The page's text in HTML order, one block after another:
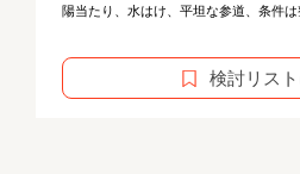
陽当たり、水はけ、平坦な参道、条件
検討リス